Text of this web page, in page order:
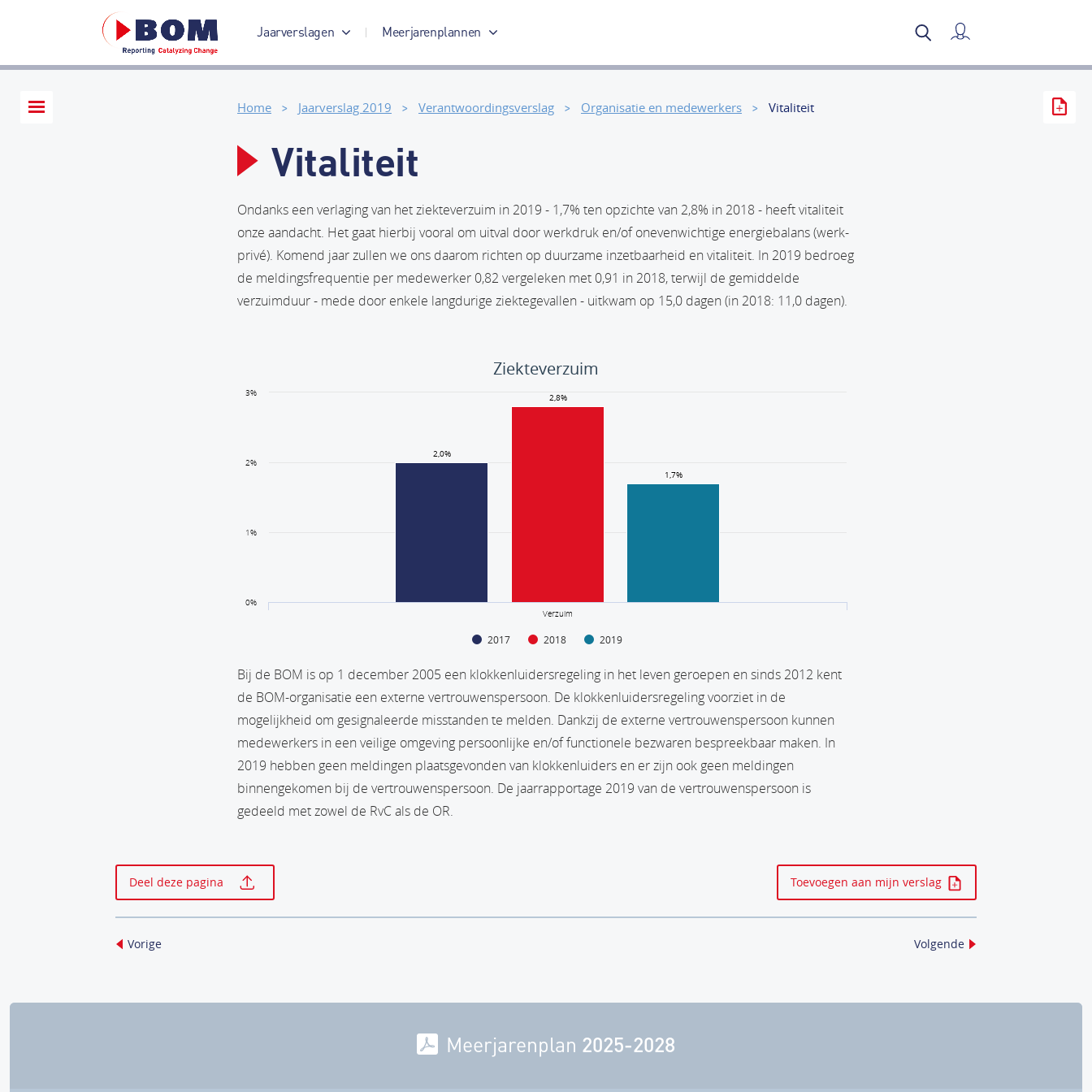
Jaarverslagen
Jaarverslag 2017
Meerjarenplannen
Meerjarenplan 2017-2020
Home Jaarverslag 2019 Verantwoordingsverslag Organisatie en medewerkers Vitaliteit
Vitaliteit
Ondanks een verlaging van het ziekteverzuim in 2019 - 1,7% ten opzichte van 2,8% in 2018 - heeft vitaliteit
onze aandacht. Het gaat hierbij vooral om uitval door werkdruk en/of onevenwichtige energiebalans (werk-
privé). Komend jaar zullen we ons daarom richten op duurzame inzetbaarheid en vitaliteit. In 2019 bedroeg
de meldingsfrequentie per medewerker 0,82 vergeleken met 0,91 in 2018, terwijl de gemiddelde
verzuimduur - mede door enkele langdurige ziektegevallen - uitkwam op 15,0 dagen (in 2018: 11,0 dagen).
Ziekteverzuim
2,0%
2,0%
2,8%
2,8%
1,7%
1,7%
2017 2018 2019
Verzuim
0%
1%
2%
3%
Bij de BOM is op 1 december 2005 een klokkenluidersregeling in het leven geroepen en sinds 2012 kent
de BOM-organisatie een externe vertrouwenspersoon. De klokkenluidersregeling voorziet in de
mogelijkheid om gesignaleerde misstanden te melden. Dankzij de externe vertrouwenspersoon kunnen
medewerkers in een veilige omgeving persoonlijke en/of functionele bezwaren bespreekbaar maken. In
2019 hebben geen meldingen plaatsgevonden van klokkenluiders en er zijn ook geen meldingen
binnengekomen bij de vertrouwenspersoon. De jaarrapportage 2019 van de vertrouwenspersoon is
gedeeld met zowel de RvC als de OR.
Deel deze pagina Toevoegen aan mijn verslag
Vorige Volgende
Meerjarenplan 2025-2028